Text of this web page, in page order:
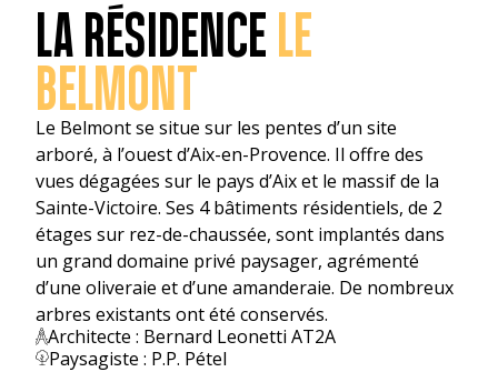
LA RÉSIDENCE LE
BELMONT
Le Belmont se situe sur les pentes d’un site
arboré, à l’ouest d’Aix-en-Provence. Il offre des
vues dégagées sur le pays d’Aix et le massif de la
Sainte-Victoire. Ses 4 bâtiments résidentiels, de 2
étages sur rez-de-chaussée, sont implantés dans
un grand domaine privé paysager, agrémenté
d’une oliveraie et d’une amanderaie. De nombreux
arbres existants ont été conservés.
Architecte : Bernard Leonetti AT2A
Paysagiste : P.P. Pétel